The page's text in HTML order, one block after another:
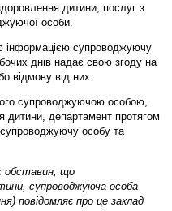
дитини, послуг з
особи.
інформацією супроводжуючу
днів надає свою згоду на
відмову від них.
супроводжуючою особою,
дитини, департамент протягом
особу та
обставин, що
супроводжуюча особа
повідомляє про це заклад